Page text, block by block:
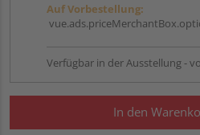
Auf Vorbestellung:
Verfügbar in der Ausstellung -
In den